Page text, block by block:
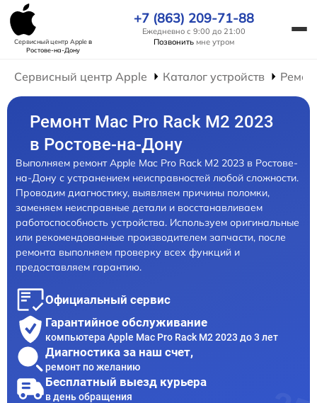
Сервисный центр Appleв
Ростове-на-Дону
+7 (863) 209-71-88
Ежедневно с 9:00 до 21:00
Позвонить мне утром
Сервисный центр Apple Каталог устройств
Ремонт Mac Pro Rack M2 2023
в Ростове-на-Дону
Выполняем ремонт Apple Mac Pro Rack M2 2023 в Ростове-
на-Дону с устранением неисправностей любой сложности.
Проводим диагностику, выявляем причины поломки,
заменяем неисправные детали и восстанавливаем
работоспособность устройства. Используем оригинальные
или рекомендованные производителем запчасти, после
ремонта выполняем проверку всех функций и
предоставляем гарантию.
Официальный сервис
Гарантийное обслуживание
компьютера Apple Mac Pro Rack M2 2023 до 3 лет
Диагностика за наш счет,
ремонт по желанию
Бесплатный выезд курьера
в день обращения